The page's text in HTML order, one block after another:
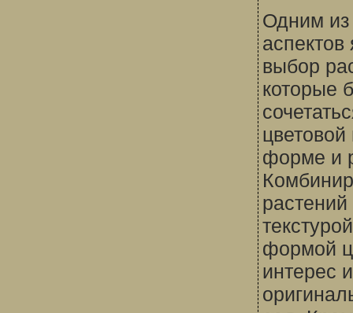
Одним
аспектов
выбор
которые
форме и
формой
интерес и